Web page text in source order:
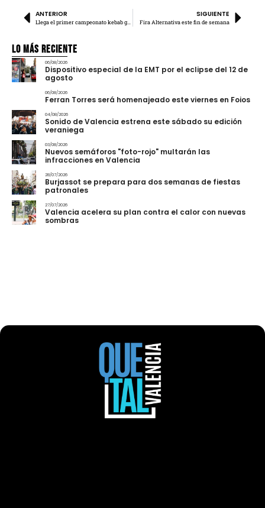
ANTERIOR SIGUIENTE
Fira Alternativa este fin de semana
Lo más Reciente
06/08/2026
Dispositivo especial de la EMT por el eclipse del 12 de
agosto
06/08/2026
Ferran Torres será homenajeado este viernes en Foios
04/08/2026
Sonido de Valencia estrena este sábado su edición
veraniega
03/08/2026
Nuevos semáforos "foto-rojo" multarán las
infracciones en Valencia
28/07/2026
Burjassot se prepara para dos semanas de fiestas
patronales
27/07/2026
Valencia acelera su plan contra el calor con nuevas
sombras